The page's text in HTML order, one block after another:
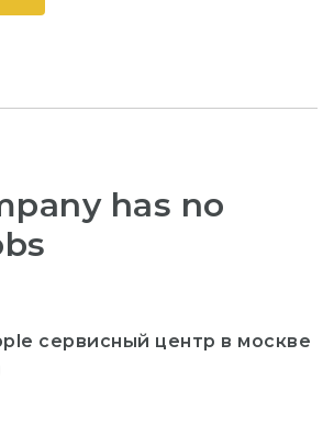
has no
сервисный центр в москве